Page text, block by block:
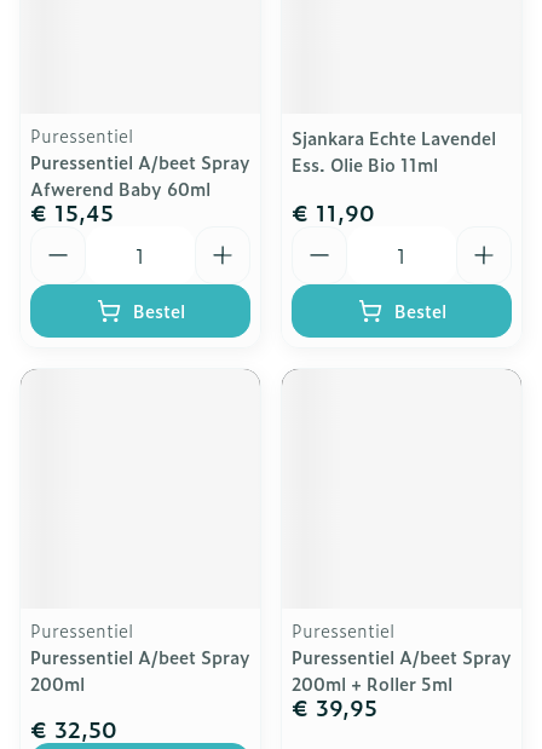
Puressentiel
Puressentiel A/beet Spray
Afwerend Baby 60ml
€ 15,45
Bestel
Sjankara Echte Lavendel
Ess. Olie Bio 11ml
€ 11,90
Bestel
Puressentiel
Puressentiel A/beet Spray
200ml
€ 32,50
Puressentiel
Puressentiel A/beet Spray
200ml + Roller 5ml
€ 39,95